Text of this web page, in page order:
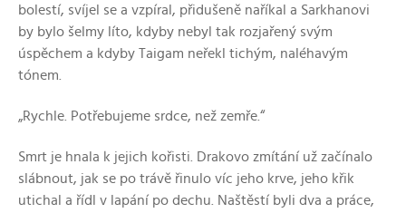
bolestí, svíjel se a vzpíral, přidušeně naříkal a Sarkhanovi
by bylo šelmy líto, kdyby nebyl tak rozjařený svým
úspěchem a kdyby Taigam neřekl tichým, naléhavým
tónem.
„Rychle. Potřebujeme srdce, než zemře.“
Smrt je hnala k jejich kořisti. Drakovo zmítání už začínalo
slábnout, jak se po trávě řinulo víc jeho krve, jeho křik
utichal a řídl v lapání po dechu. Naštěstí byli dva a práce,